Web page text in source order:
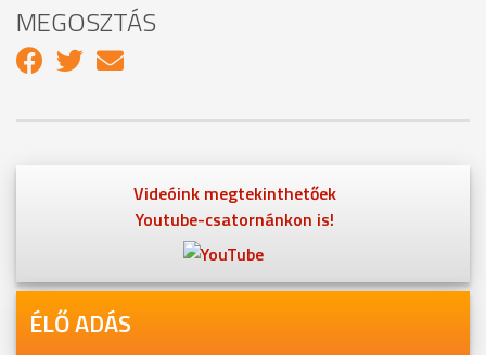
MEGOSZTÁS
Videóink megtekinthetőek
Youtube-csatornánkon is!
ÉLŐ ADÁS